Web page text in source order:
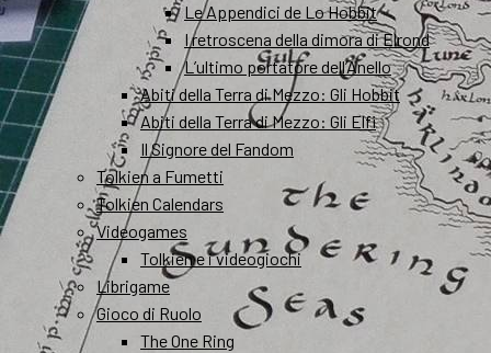
Le Appendici de Lo Hobbit
I retroscena della dimora di Elrond
L’ultimo portatore dell’Anello
Abiti della Terra di Mezzo: Gli Hobbit
Abiti della Terra di Mezzo: Gli Elfi
Il Signore del Fandom
Tolkien a Fumetti
Tolkien Calendars
Videogames
Tolkien e i videogiochi
Librigame
Gioco di Ruolo
The One Ring